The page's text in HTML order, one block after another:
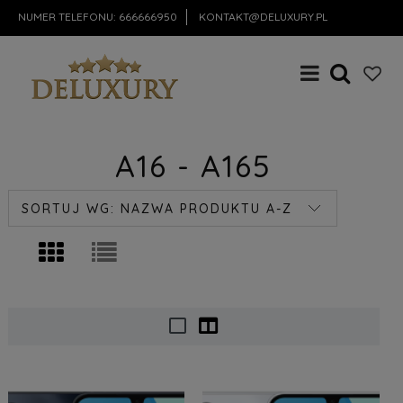
NUMER TELEFONU: 666666950 KONTAKT@DELUXURY.PL
A16 - A165
SORTUJ WG: NAZWA PRODUKTU A-Z